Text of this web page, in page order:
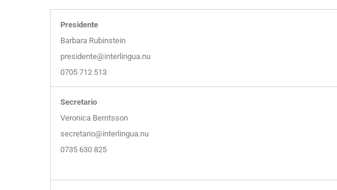
Presidente
Barbara Rubinstein
presidente@interlingua.nu
0705 712 513
Secretario
Veronica Berntsson
secretario@interlingua.nu
0735 630 825